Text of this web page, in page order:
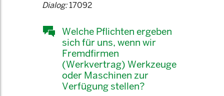
Dialog:17092
Welche Pflichten ergeben
sich für uns, wenn wir
Fremdfirmen
(Werkvertrag) Werkzeuge
oder Maschinen zur
Verfügung stellen?